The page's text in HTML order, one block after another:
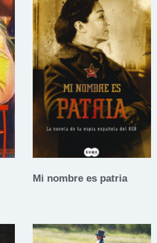
Mi nombre es patria